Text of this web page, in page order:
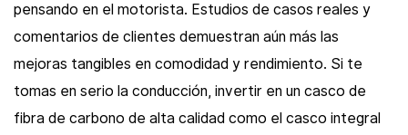
pensando en el motorista. Estudios de casos reales y
comentarios de clientes demuestran aún más las
mejoras tangibles en comodidad y rendimiento. Si te
tomas en serio la conducción, invertir en un casco de
fibra de carbono de alta calidad como el casco integral